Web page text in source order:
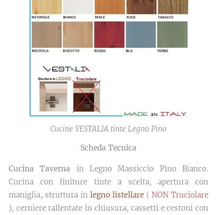
Cucine VESTALIA tinte Legno Pino
Scheda Tecnica
Cucina Taverna in Legno Massiccio Pino Bianco.
Cucina con finiture tinte a scelta, apertura con
maniglia, struttura in legno listellare ( NON Truciolare
), cerniere rallentate in chiusura, cassetti e cestoni con